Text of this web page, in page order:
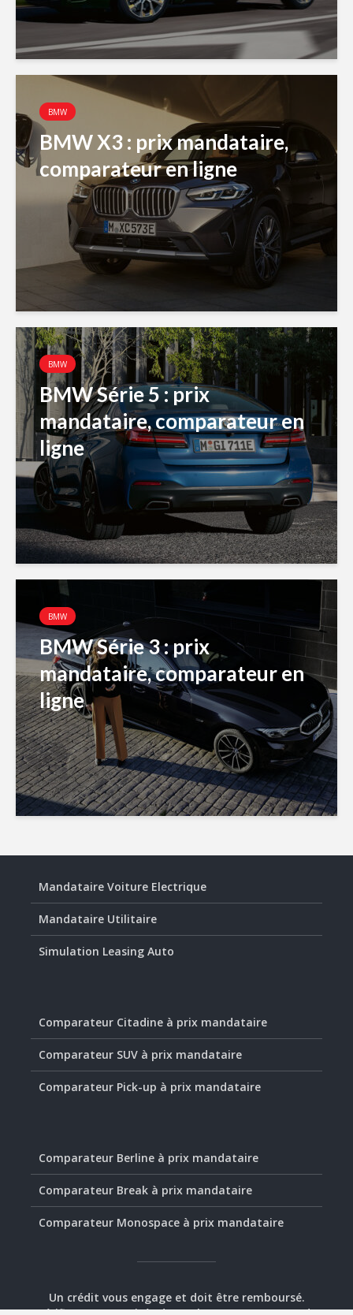
BMW
BMW X3 : prix mandataire,
comparateur en ligne
BMW
BMW Série 5 : prix
mandataire, comparateur en
ligne
BMW
BMW Série 3 : prix
mandataire, comparateur en
ligne
Mandataire Voiture Electrique
Mandataire Utilitaire
Simulation Leasing Auto
Comparateur Citadine à prix mandataire
Comparateur SUV à prix mandataire
Comparateur Pick-up à prix mandataire
Comparateur Berline à prix mandataire
Comparateur Break à prix mandataire
Comparateur Monospace à prix mandataire
Un crédit vous engage et doit être remboursé.